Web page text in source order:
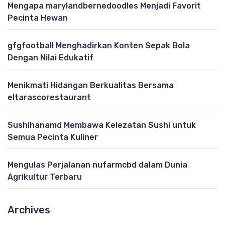
Mengapa marylandbernedoodles Menjadi Favorit
Pecinta Hewan
gfgfootball Menghadirkan Konten Sepak Bola
Dengan Nilai Edukatif
Menikmati Hidangan Berkualitas Bersama
eltarascorestaurant
Sushihanamd Membawa Kelezatan Sushi untuk
Semua Pecinta Kuliner
Mengulas Perjalanan nufarmcbd dalam Dunia
Agrikultur Terbaru
Archives